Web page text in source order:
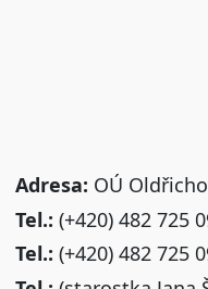
Adresa: OÚ
Tel.: (+420) 482 725
Tel.: (+420) 482 725